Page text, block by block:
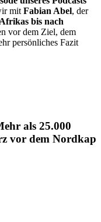
mit Fabian Abel, der
bis nach
vor dem Ziel, dem
persönliches Fazit
als 25.000
vor dem Nordkap